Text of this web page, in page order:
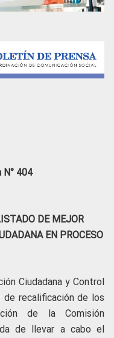
N° 404
DE MEJOR
EN PROCESO
Ciudadana y Control
de recalificación de los
de la Comisión
de llevar a cabo el